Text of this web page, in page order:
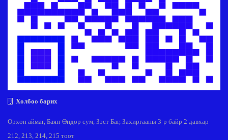
Холбоо барих
Орхон аймаг, Баян-Өндөр сум, Зэст Баг, Захиргааны 3-р байр 2 давхар
212, 213, 214, 215 тоот